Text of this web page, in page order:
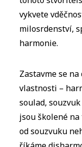
vykvete
milosrdenství,
harmonie.
Zastavme se
vlastnosti –
soulad,
jsou školené
od souzvuku